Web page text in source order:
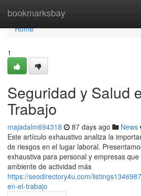
bookmarksbay
Home
Home
1
Seguridad y Salud
Trabajo
majadalm694318 87 days ago News
Este artículo exhaustivo analiza la
de riesgos en el lugar laboral.
exhaustiva para personal y empresas
ambiente de actividad más
https://seodirectory4u.com/
en-el-trabajo